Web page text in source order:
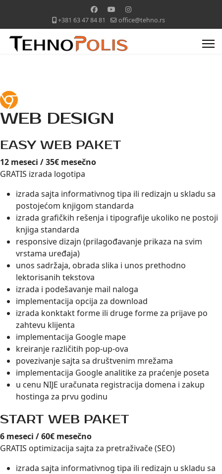
+381 63 47 84 81 office@tehno.rs
WEB DESIGN
EASY WEB PAKET
12 meseci / 35€ mesečno
GRATIS izrada logotipa
izrada sajta informativnog tipa ili redizajn u skladu sa
postojećom knjigom standarda
izrada grafičkih rešenja i tipografije ukoliko ne postoji
knjiga standarda
responsive dizajn (prilagođavanje prikaza na svim
vrstama uređaja)
unos sadržaja, obrada slika i unos prethodno
lektorisanih tekstova
izrada i podešavanje mail naloga
implementacija opcija za download
izrada konktakt forme ili druge forme za prijave po
zahtevu klijenta
implementacija Google mape
kreiranje različitih pop-up-ova
povezivanje sajta sa društvenim mrežama
implementacija Google analitike za praćenje poseta
u cenu NIJE uračunata registracija domena i zakup
hostinga za prvu godinu
START WEB PAKET
6 meseci / 60€ mesečno
GRATIS optimizacija sajta za pretraživače (SEO)
izrada sajta informativnog tipa ili redizajn u skladu sa